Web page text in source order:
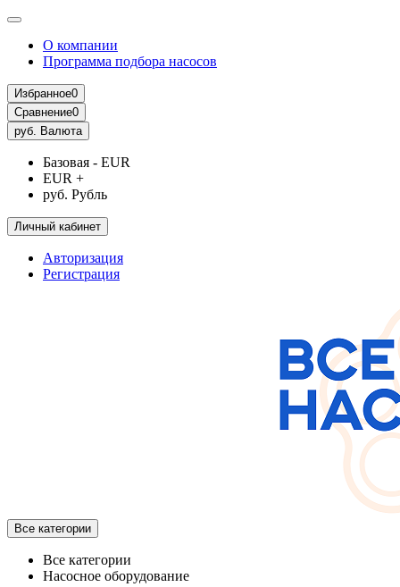
О компании
Программа подбора насосов
Избранное0
Сравнение0
руб. Валюта
Базовая - EUR
EUR +
руб. Рубль
Личный кабинет
Авторизация
Регистрация
Все категории
Все категории
Насосное оборудование